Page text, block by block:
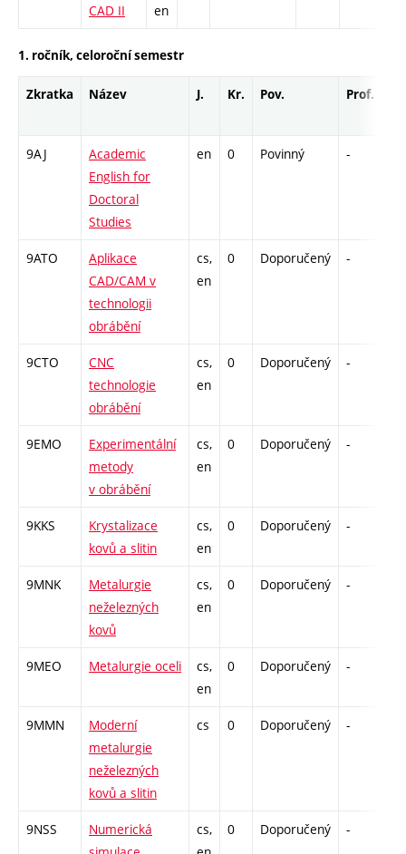
CAD II
en
1. ročník, celoroční semestr
Zkratka Název J. Kr. Pov. Prof.
9AJ
Academic
English for
Doctoral
Studies
en 0 Povinný -
9ATO
Aplikace
CAD/CAM v
technologii
obrábění
cs,
en
0 Doporučený -
9CTO
CNC
technologie
obrábění
cs,
en
0 Doporučený -
9EMO
Experimentální
metody
v obrábění
cs,
en
0 Doporučený -
9KKS
Krystalizace
kovů a slitin
cs,
en
0 Doporučený -
9MNK
Metalurgie
neželezných
kovů
cs,
en
0 Doporučený -
9MEO Metalurgie oceli
cs,
en
0 Doporučený -
9MMN
Moderní
metalurgie
neželezných
kovů a slitin
cs 0 Doporučený -
9NSS
Numerická
cs,
0 Doporučený -